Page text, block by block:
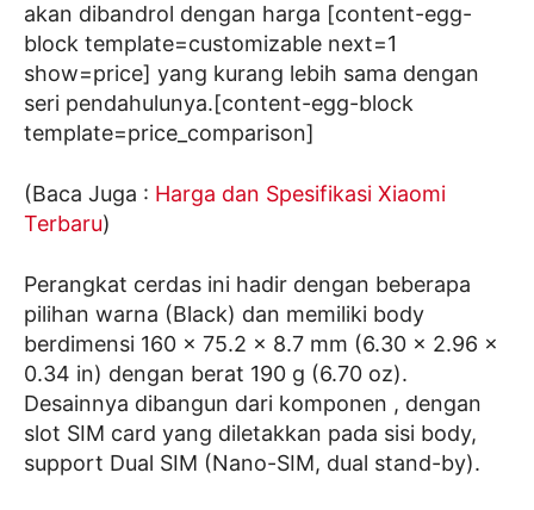
akan dibandrol dengan harga [content-egg-
block template=customizable next=1
show=price] yang kurang lebih sama dengan
seri pendahulunya.[content-egg-block
template=price_comparison]
(Baca Juga : Harga dan Spesifikasi Xiaomi
Terbaru)
Perangkat cerdas ini hadir dengan beberapa
pilihan warna (Black) dan memiliki body
berdimensi 160 x 75.2 x 8.7 mm (6.30 x 2.96 x
0.34 in) dengan berat 190 g (6.70 oz).
Desainnya dibangun dari komponen , dengan
slot SIM card yang diletakkan pada sisi body,
support Dual SIM (Nano-SIM, dual stand-by).